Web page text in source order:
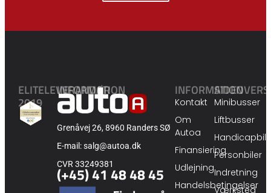
Minibusser
Liftbusser
Personbiler
Indretning
Værksted
INFORMATION
Kontakt
Om
Autoa
Finansiering
Udlejning
Handelsbetingelser
INFORMATION
Grenåvej 26, 8960 Randers SØ
E-mail: salg@autoa.dk
CVR 33249381
(+45) 41 48 48 45
ELITELEVERANDØR
2019